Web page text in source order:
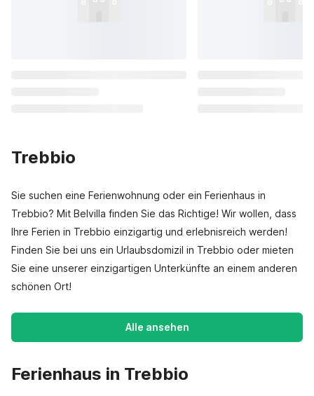
Trebbio
Sie suchen eine Ferienwohnung oder ein Ferienhaus in
Trebbio? Mit Belvilla finden Sie das Richtige! Wir wollen, dass
Ihre Ferien in Trebbio einzigartig und erlebnisreich werden!
Finden Sie bei uns ein Urlaubsdomizil in Trebbio oder mieten
Sie eine unserer einzigartigen Unterkünfte an einem anderen
schönen Ort!
Alle ansehen
Ferienhaus in Trebbio